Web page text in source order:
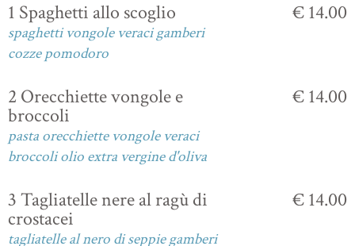
1 Spaghetti allo scoglio
spaghetti vongole veraci gamberi
cozze pomodoro
€ 14.00
2 Orecchiette vongole e
broccoli
pasta orecchiette vongole veraci
broccoli olio extra vergine d'oliva
€ 14.00
3 Tagliatelle nere al ragù di
crostacei
tagliatelle al nero di seppie gamberi
€ 14.00